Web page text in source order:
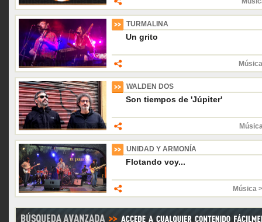
TURMALINA
Un grito
WALDEN DOS
Son tiempos de 'Júpiter'
UNIDAD Y ARMONÍA
Flotando voy...
Música